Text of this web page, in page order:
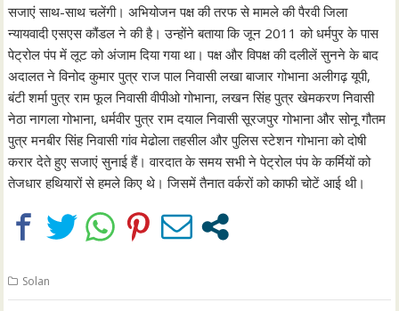
सजाएं साथ-साथ चलेंगी। अभियोजन पक्ष की तरफ से मामले की पैरवी जिला
न्यायवादी एसएस कौंडल ने की है। उन्होंने बताया कि जून 2011 को धर्मपुर के पास
पेट्रोल पंप में लूट को अंजाम दिया गया था। पक्ष और विपक्ष की दलीलें सुनने के बाद
अदालत ने विनोद कुमार पुत्र राज पाल निवासी लखा बाजार गोभाना अलीगढ़ यूपी,
बंटी शर्मा पुत्र राम फूल निवासी वीपीओ गोभाना, लखन सिंह पुत्र खेमकरण निवासी
नेठा नागला गोभाना, धर्मवीर पुत्र राम दयाल निवासी सूरजपुर गोभाना और सोनू गौतम
पुत्र मनबीर सिंह निवासी गांव मेढोला तहसील और पुलिस स्टेशन गोभाना को दोषी
करार देते हुए सजाएं सुनाई हैं। वारदात के समय सभी ने पेट्रोल पंप के कर्मियों को
तेजधार हथियारों से हमले किए थे। जिसमें तैनात वर्करों को काफी चोटें आई थी।
Solan